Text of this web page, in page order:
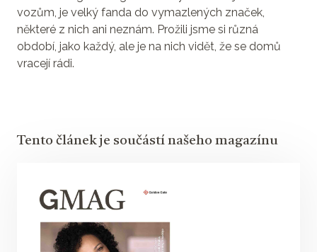
vozům, je velký fanda do vymazlených značek,
některé z nich ani neznám. Prožili jsme si různá
období, jako každý, ale je na nich vidět, že se domů
vracejí rádi.
Tento článek je součástí našeho magazínu